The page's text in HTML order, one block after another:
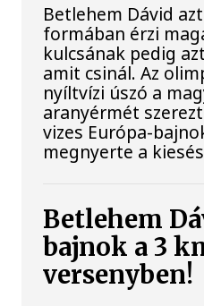
Betlehem Dávid
formában érzi
kulcsának pedig
amit csinál. Az
nyíltvízi úszó a
aranyérmét
vizes Európa-
megnyerte a
Betlehem
bajnok a 3
versenyben!